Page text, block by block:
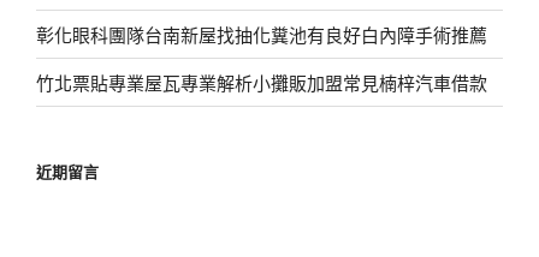
彰化眼科團隊台南新屋找抽化糞池有良好白內障手術推薦
竹北票貼專業屋瓦專業解析小攤販加盟常見楠梓汽車借款
近期留言